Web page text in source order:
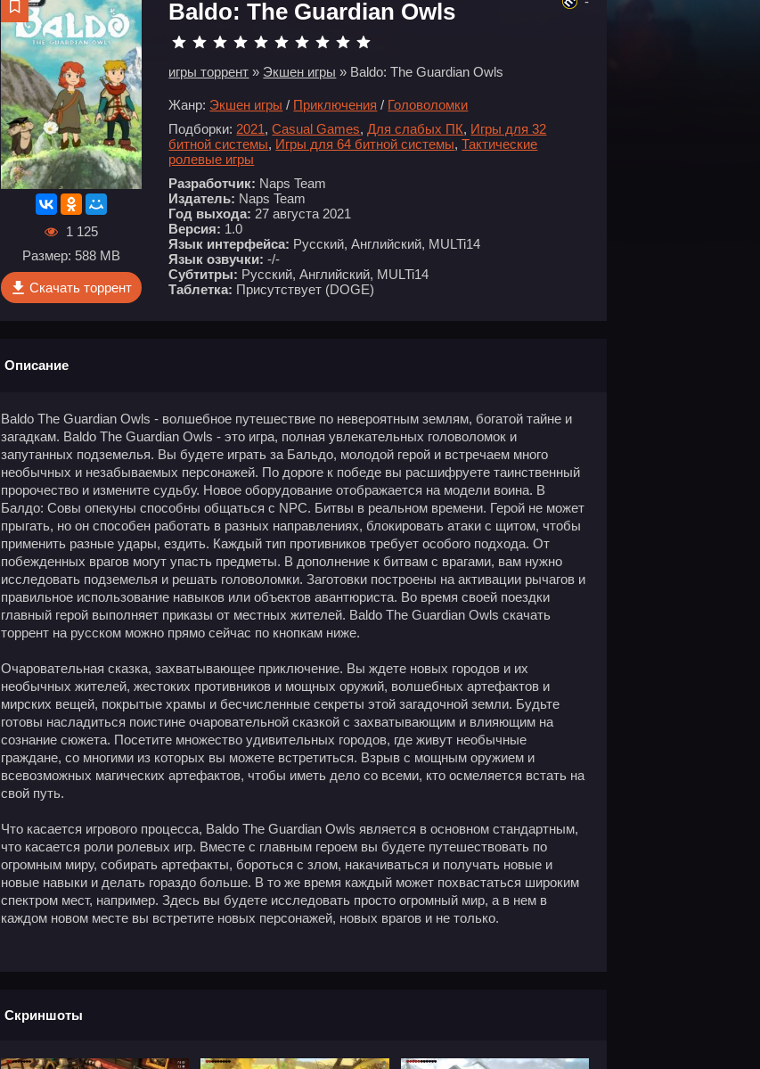
1 125
Размер: 588 MB
Скачать торрент
Baldo: The Guardian Owls
игры торрент » Экшен игры » Baldo: The Guardian Owls
Жанр: Экшен игры / Приключения / Головоломки
Подборки: 2021,Casual Games,Для слабых ПК, Игры для 32
битной системы, Игры для 64 битной системы,Тактические
ролевые игры
Разработчик: Naps Team
Издатель: Naps Team
Год выхода: 27 августа 2021
Версия: 1.0
Язык интерфейса: Русский, Английский, MULTi14
Язык озвучки: -/-
Субтитры: Русский, Английский, MULTi14
Таблетка: Присутствует (DOGE)
Описание
Baldo The Guardian Owls - волшебное путешествие по невероятным землям, богатой тайне и
загадкам. Baldo The Guardian Owls - это игра, полная увлекательных головоломок и
запутанных подземелья. Вы будете играть за Бальдо, молодой герой и встречаем много
необычных и незабываемых персонажей. По дороге к победе вы расшифруете таинственный
пророчество и измените судьбу. Новое оборудование отображается на модели воина. В
Балдо: Совы опекуны способны общаться с NPC. Битвы в реальном времени. Герой не может
прыгать, но он способен работать в разных направлениях, блокировать атаки с щитом, чтобы
применить разные удары, ездить. Каждый тип противников требует особого подхода. От
побежденных врагов могут упасть предметы. В дополнение к битвам с врагами, вам нужно
исследовать подземелья и решать головоломки. Заготовки построены на активации рычагов и
правильное использование навыков или объектов авантюриста. Во время своей поездки
главный герой выполняет приказы от местных жителей. Baldo The Guardian Owls скачать
торрент на русском можно прямо сейчас по кнопкам ниже.
Очаровательная сказка, захватывающее приключение. Вы ждете новых городов и их
необычных жителей, жестоких противников и мощных оружий, волшебных артефактов и
мирских вещей, покрытые храмы и бесчисленные секреты этой загадочной земли. Будьте
готовы насладиться поистине очаровательной сказкой с захватывающим и влияющим на
сознание сюжета. Посетите множество удивительных городов, где живут необычные
граждане, со многими из которых вы можете встретиться. Взрыв с мощным оружием и
всевозможных магических артефактов, чтобы иметь дело со всеми, кто осмеляется встать на
свой путь.
Что касается игрового процесса, Baldo The Guardian Owls является в основном стандартным,
что касается роли ролевых игр. Вместе с главным героем вы будете путешествовать по
огромным миру, собирать артефакты, бороться с злом, накачиваться и получать новые и
новые навыки и делать гораздо больше. В то же время каждый может похвастаться широким
спектром мест, например. Здесь вы будете исследовать просто огромный мир, а в нем в
каждом новом месте вы встретите новых персонажей, новых врагов и не только.
Скриншоты